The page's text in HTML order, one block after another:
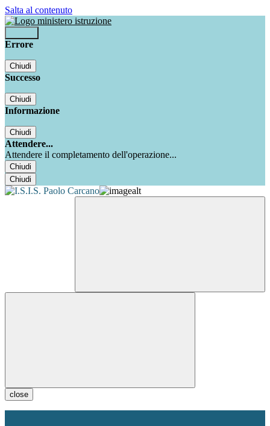
Salta al contenuto
Errore
Chiudi
Successo
Chiudi
Informazione
Chiudi
Attendere...
Attendere il completamento dell'operazione...
Chiudi
Chiudi
close